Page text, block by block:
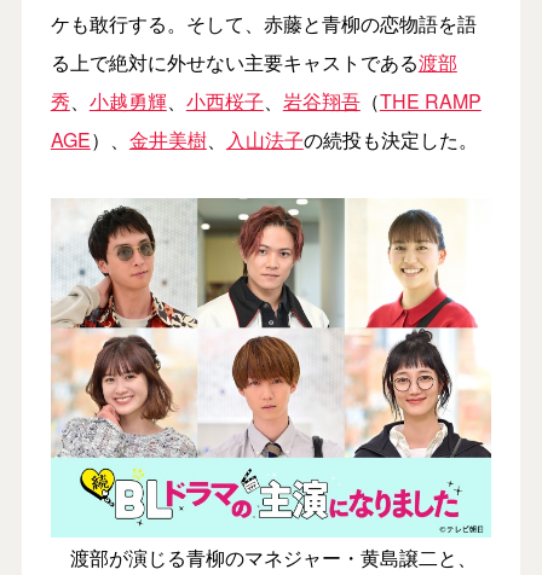
ケも敢行する。そして、赤藤と青柳の恋物語を語
る上で絶対に外せない主要キャストである渡部
秀、 小越勇輝、 小西桜子、 岩谷翔吾（THE RAMP
AGE）、 金井美樹、 入山法子の続投も決定した。
渡部が演じる青柳のマネジャー・黄島譲二と、